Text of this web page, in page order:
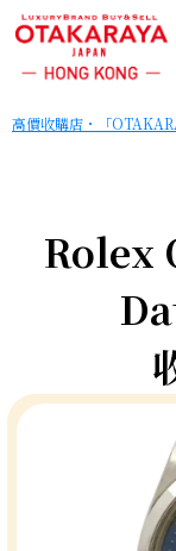
高價收購店・「
Rolex